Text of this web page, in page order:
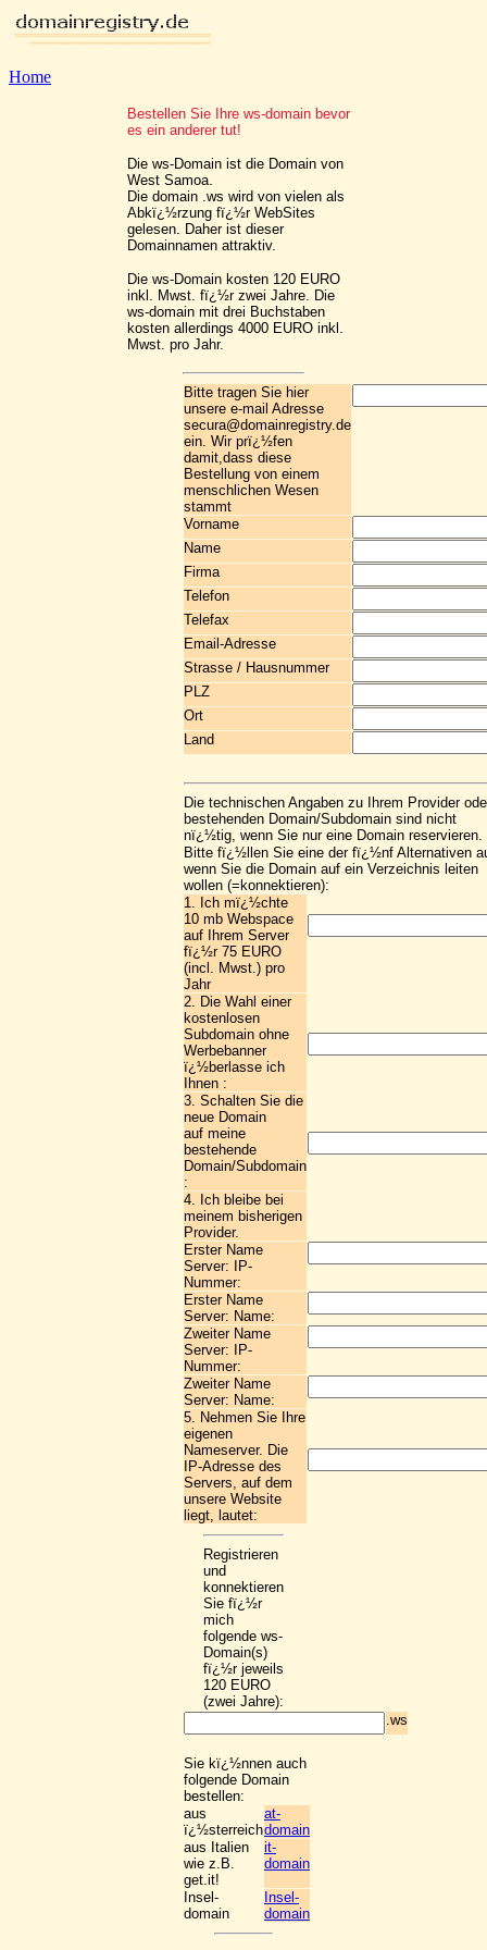
Home
Bestellen Sie Ihre ws-domain bevor
es ein anderer tut!
Die ws-Domain ist die Domain von
West Samoa.
Die domain .ws wird von vielen als
Abkï¿½rzung fï¿½r WebSites
gelesen. Daher ist dieser
Domainnamen attraktiv.
Die ws-Domain kosten 120 EURO
inkl. Mwst. fï¿½r zwei Jahre. Die
ws-domain mit drei Buchstaben
kosten allerdings 4000 EURO inkl.
Mwst. pro Jahr.
Bitte tragen Sie hier
unsere e-mail Adresse
secura@domainregistry.de
ein. Wir prï¿½fen
damit,dass diese
Bestellung von einem
menschlichen Wesen
stammt
Vorname
Name
Firma
Telefon
Telefax
Email-Adresse
Strasse / Hausnummer
PLZ
Ort
Land
Die technischen Angaben zu Ihrem Provider
bestehenden Domain/Subdomain sind nicht
nï¿½tig, wenn Sie nur eine Domain reservieren.
Bitte fï¿½llen Sie eine der fï¿½nf Alternativen
wenn Sie die Domain auf ein Verzeichnis leiten
wollen (=konnektieren):
1. Ich mï¿½chte
10 mb Webspace
auf Ihrem Server
fï¿½r 75 EURO
(incl. Mwst.) pro
Jahr
2. Die Wahl einer
kostenlosen
Subdomain ohne
Werbebanner
ï¿½berlasse ich
Ihnen :
3. Schalten Sie die
neue Domain
auf meine
bestehende
Domain/Subdomain
:
4. Ich bleibe bei
meinem bisherigen
Provider.
Erster Name
Server: IP-
Nummer:
Erster Name
Server: Name:
Zweiter Name
Server: IP-
Nummer:
Zweiter Name
Server: Name:
5. Nehmen Sie Ihre
eigenen
Nameserver. Die
IP-Adresse des
Servers, auf dem
unsere Website
liegt, lautet:
Registrieren
und
konnektieren
Sie fï¿½r
mich
folgende ws-
Domain(s)
fï¿½r jeweils
120 EURO
(zwei Jahre):
.ws
Sie kï¿½nnen auch
folgende Domain
bestellen:
aus
ï¿½sterreich
at-
domain
aus Italien
wie z.B.
get.it!
it-
domain
Insel-
domain
Insel-
domain